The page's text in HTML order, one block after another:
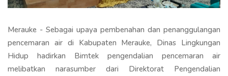
Merauke - Sebagai upaya pembenahan dan penanggulangan
pencemaran air di Kabupaten Merauke, Dinas Lingkungan
Hidup hadirkan Bimtek pengendalian pencemaran air
melibatkan narasumber dari Direktorat Pengendalian